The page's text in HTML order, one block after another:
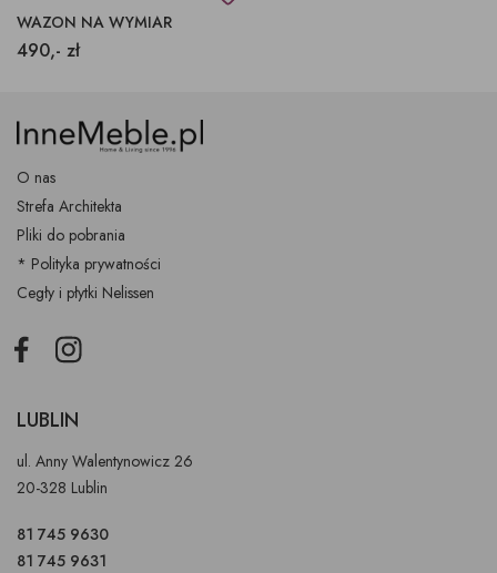
WAZON NA WYMIAR
490,- zł
O nas
Strefa Architekta
Pliki do pobrania
* Polityka prywatności
Cegły i płytki Nelissen
FacebookInstagram
LUBLIN
ul. Anny Walentynowicz 26
20-328 Lublin
81 745 9630
81 745 9631